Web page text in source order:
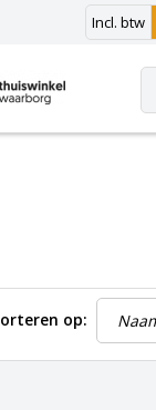
Incl. btw
op: